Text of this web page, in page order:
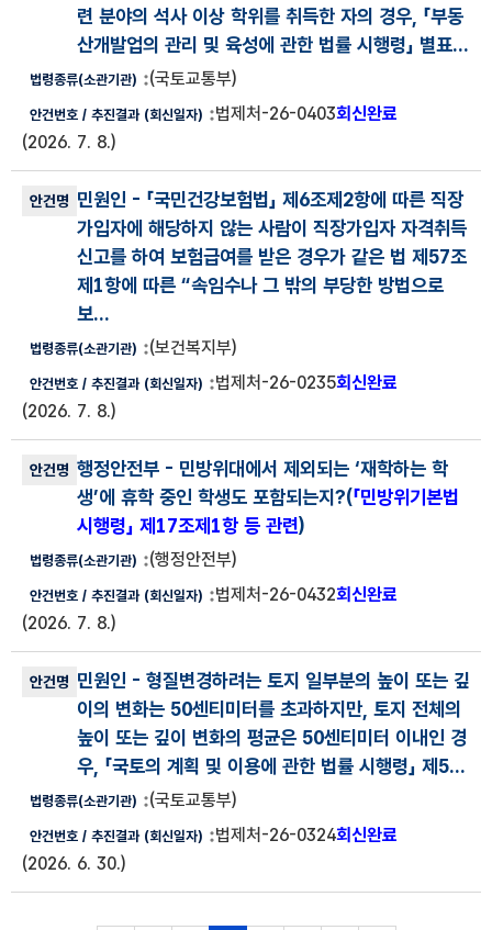
련 분야의 석사 이상 학위를 취득한 자의 경우, 「부동
산개발업의 관리 및 육성에 관한 법률 시행령」 별표...
(국토교통부)
법제처-26-0403회신완료
(2026. 7. 8.)
민원인 - 「국민건강보험법」 제6조제2항에 따른 직장
가입자에 해당하지 않는 사람이 직장가입자 자격취득
신고를 하여 보험급여를 받은 경우가 같은 법 제57조
제1항에 따른 “속임수나 그 밖의 부당한 방법으로
보...
(보건복지부)
법제처-26-0235회신완료
(2026. 7. 8.)
행정안전부 - 민방위대에서 제외되는 ‘재학하는 학
생’에 휴학 중인 학생도 포함되는지?(「민방위기본법
시행령」 제17조제1항 등 관련)
(행정안전부)
법제처-26-0432회신완료
(2026. 7. 8.)
민원인 - 형질변경하려는 토지 일부분의 높이 또는 깊
이의 변화는 50센티미터를 초과하지만, 토지 전체의
높이 또는 깊이 변화의 평균은 50센티미터 이내인 경
우, 「국토의 계획 및 이용에 관한 법률 시행령」 제5...
(국토교통부)
법제처-26-0324회신완료
(2026. 6. 30.)